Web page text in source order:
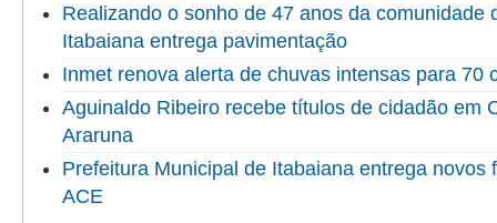
Realizando o sonho de 47 anos da comunidade
Itabaiana entrega pavimentação
Inmet renova alerta de chuvas intensas para 70
Aguinaldo Ribeiro recebe títulos de cidadão em
Araruna
Prefeitura Municipal de Itabaiana entrega novos
ACE